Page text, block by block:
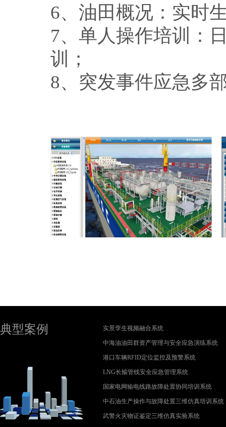
6、油田概况：实时
7、单人操作培训：
训；
8、突发事件应急多
典型案例 实景孪生视频融合系统
中海油油田群资产管理与安全应急演练系统
港口车辆RFID定位监控及预警系统
LNG长输管线安全应急管理系统
国家电网输电线路故障处置协同培训系统
中石油生产操作与故障处置三维仿真培训系统
武警火灾物证鉴定三维仿真实验系统